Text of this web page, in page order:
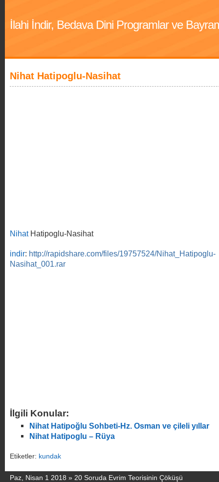
İlahi İndir, Bedava Dini Programlar ve
Nihat Hatipoglu-Nasihat
NihatHatipoglu-Nasihat
indir: http://rapidshare.com/files/19757524/Nihat_Hatipoglu-
Nasihat_001.rar
İlgili Konular:
Nihat Hatipoğlu Sohbeti-Hz. Osman ve çileli yıllar
Nihat Hatipoglu – Rüya
Etiketler: kundak
Paz, Nisan 1 2018 » 20 Soruda Evrim Teorisinin Çöküşü